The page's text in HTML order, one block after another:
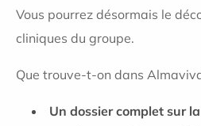
Vous pourrez désormais le
cliniques du groupe.
Que trouve-t-on dans
Un dossier complet sur